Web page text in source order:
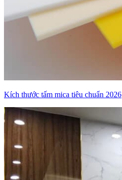
Kích thước tấm mica tiêu chuẩn 2026